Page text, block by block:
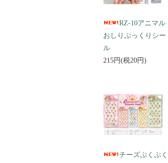
RZ-10アニマル
おしりぷっくりシー
ル
215円(税20円)
チーズぷくぷく